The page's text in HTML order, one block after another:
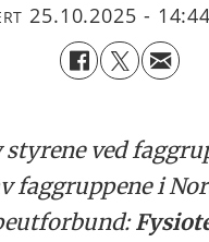
25.10.2025 - 14:44
styrene ved
faggruppene i